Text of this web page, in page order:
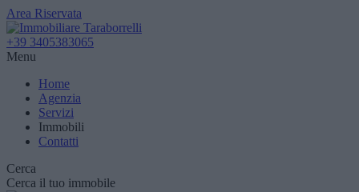
Area Riservata
+39 3405383065
Menu
Home
Agenzia
Servizi
Immobili
Contatti
Cerca
Cerca il tuo immobile